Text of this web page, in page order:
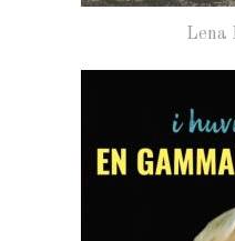
Lena